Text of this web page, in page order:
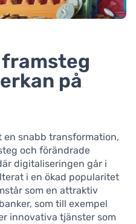
framsteg
på
en snabb transformation,
och förändrade
digitaliseringen går i
i en ökad popularitet
som en attraktiv
som till exempel
innovativa tjänster som